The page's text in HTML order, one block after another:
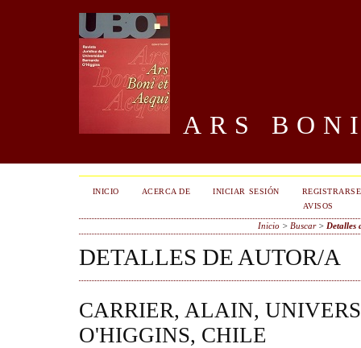
ARS
INICIO ACERCA DE INICIAR SESIÓN
REGISTRARSE
AVISOS
Inicio > Buscar> Detalles
DETALLES DE AUTOR/A
CARRIER, ALAIN,
O'HIGGINS, CHILE